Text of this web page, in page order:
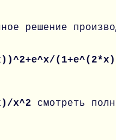
решение
x^2 смотреть